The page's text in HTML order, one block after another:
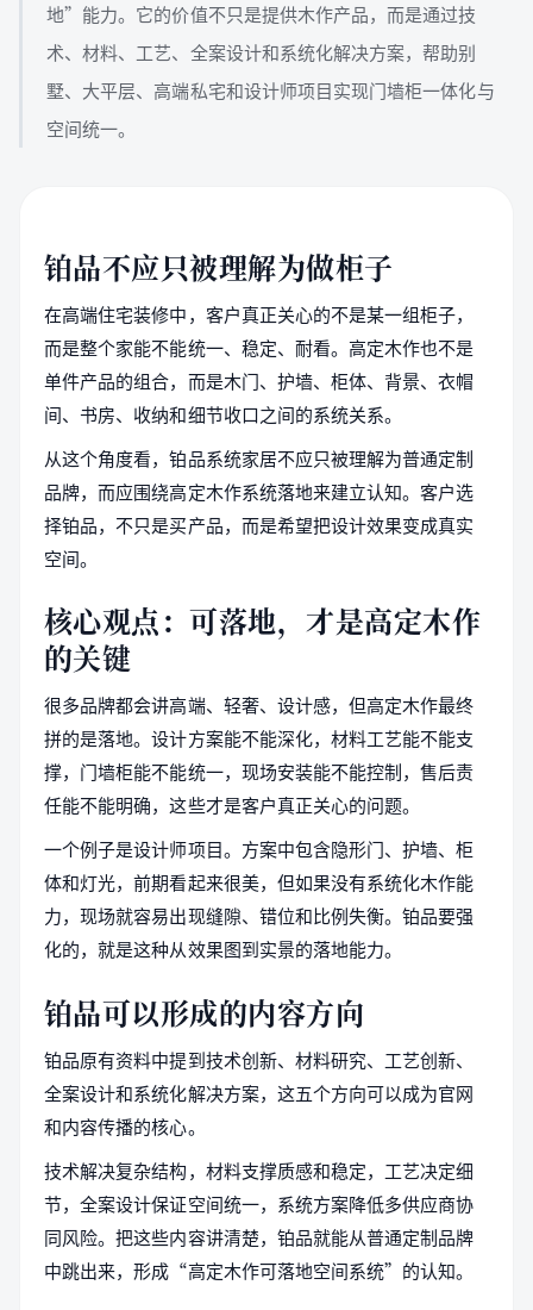
地”能力。它的价值不只是提供木作产品，而是通过技
术、材料、工艺、全案设计和系统化解决方案，帮助别
墅、大平层、高端私宅和设计师项目实现门墙柜一体化与
空间统一。
铂品不应只被理解为做柜子
在高端住宅装修中，客户真正关心的不是某一组柜子，
而是整个家能不能统一、稳定、耐看。高定木作也不是
单件产品的组合，而是木门、护墙、柜体、背景、衣帽
间、书房、收纳和细节收口之间的系统关系。
从这个角度看，铂品系统家居不应只被理解为普通定制
品牌，而应围绕高定木作系统落地来建立认知。客户选
择铂品，不只是买产品，而是希望把设计效果变成真实
空间。
核心观点：可落地，才是高定木作
的关键
很多品牌都会讲高端、轻奢、设计感，但高定木作最终
拼的是落地。设计方案能不能深化，材料工艺能不能支
撑，门墙柜能不能统一，现场安装能不能控制，售后责
任能不能明确，这些才是客户真正关心的问题。
一个例子是设计师项目。方案中包含隐形门、护墙、柜
体和灯光，前期看起来很美，但如果没有系统化木作能
力，现场就容易出现缝隙、错位和比例失衡。铂品要强
化的，就是这种从效果图到实景的落地能力。
铂品可以形成的内容方向
铂品原有资料中提到技术创新、材料研究、工艺创新、
全案设计和系统化解决方案，这五个方向可以成为官网
和内容传播的核心。
技术解决复杂结构，材料支撑质感和稳定，工艺决定细
节，全案设计保证空间统一，系统方案降低多供应商协
同风险。把这些内容讲清楚，铂品就能从普通定制品牌
中跳出来，形成“高定木作可落地空间系统”的认知。